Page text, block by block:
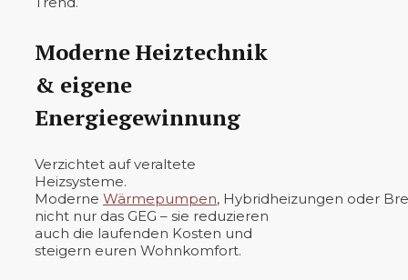
Moderne Heiztechnik
& eigene
Energiegewinnung
Verzichtet auf veraltete
Heizsysteme.
Moderne Wärmepumpen, Hybridheizungen oder
nicht nur das GEG – sie reduzieren
auch die laufenden Kosten und
steigern euren Wohnkomfort.